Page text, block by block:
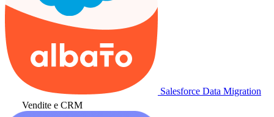
Salesforce Data Migration
Vendite e CRM